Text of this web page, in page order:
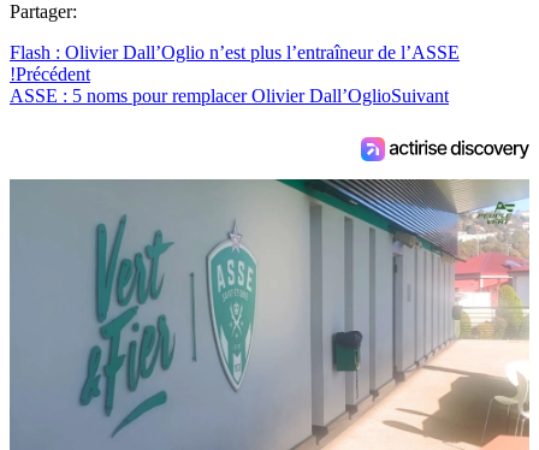
Partager:
Flash : Olivier Dall’Oglio n’est plus l’entraîneur de l’ASSE
!Précédent
ASSE : 5 noms pour remplacer Olivier Dall’OglioSuivant